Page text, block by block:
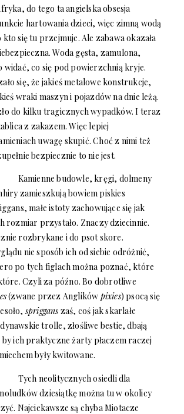
do tego ta angielska obsesja
hartowania dzieci, więc zimną wodą
kto się tu przejmuje. Ale zabawa okazała
Woda gęsta, zamulona,
widać, co się pod powierzchnią kryje.
się, że jakieś metalowe konstrukcje,
wraki maszyn i pojazdów na dnie leżą.
do kilku tragicznych wypadków. I teraz
z zakazem. Więc lepiej
uwagę skupić. Choć z nimi też
bezpiecznie to nie jest.
Kamienne budowle, kręgi, dolmeny
zamieszkują bowiem piskies
małe istoty zachowujące się jak
rozmiar przystało. Znaczy dziecinnie.
rozbrykane i do psot skore.
nie sposób ich od siebie odróżnić,
po tych figlach można poznać, które
Czyli za późno. Bo dobrotliwe
(zwane przez Anglików pixies) psocą się
spriggans zaś, coś jak skarlałe
trolle, złośliwe bestie, dbają
ich praktyczne żarty płaczem raczej
były kwitowane.
Tych neolitycznych osiedli dla
dziesiątkę można tu w okolicy
Najciekawsze są chyba Miotacze